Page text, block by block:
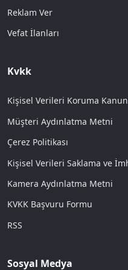
Reklam Ver
Vefat İlanları
Kvkk
Kişisel Verileri Koruma
Müşteri Aydınlatma Metni
Çerez Politikası
Kişisel Verileri Saklama ve
Kamera Aydınlatma Metni
KVKK Başvuru Formu
RSS
Sosyal Medya